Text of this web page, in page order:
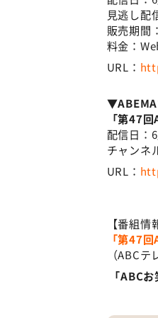
見逃し配
販売期
料金：
URL：
▼ABEMA
「第47
配信日：
チャンネ
URL：
【番組情
「第47
（ABC
「ABC